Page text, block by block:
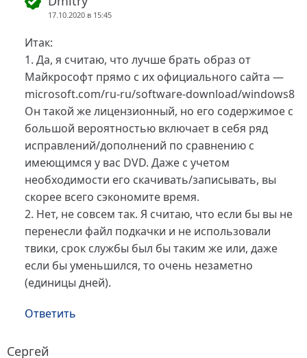
17.10.2020 в 15:45
Итак:
1. Да, я считаю, что лучше брать образ от
Майкрософт прямо с их официального сайта —
microsoft.com/ru-ru/software-download/windows8
Он такой же лицензионный, но его содержимое с
большой вероятностью включает в себя ряд
исправлений/дополнений по сравнению с
имеющимся у вас DVD. Даже с учетом
необходимости его скачивать/записывать, вы
скорее всего сэкономите время.
2. Нет, не совсем так. Я считаю, что если бы вы не
перенесли файл подкачки и не использовали
твики, срок службы был бы таким же или, даже
если бы уменьшился, то очень незаметно
(единицы дней).
Ответить
Сергей